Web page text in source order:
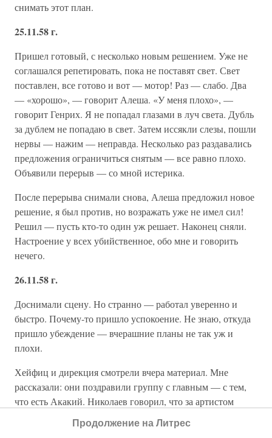
снимать этот план.
25.11.58 г.
Пришел готовый, с несколько новым решением. Уже не
соглашался репетировать, пока не поставят свет. Свет
поставлен, все готово и вот — мотор! Раз — слабо. Два
— «хорошо», — говорит Алеша. «У меня плохо», —
говорит Генрих. Я не попадал глазами в луч света. Дубль
за дублем не попадаю в свет. Затем иссякли слезы, пошли
нервы — нажим — неправда. Несколько раз раздавались
предложения ограничиться снятым — все равно плохо.
Объявили перерыв — со мной истерика.
После перерыва снимали снова, Алеша предложил новое
решение, я был против, но возражать уже не имел сил!
Решил — пусть кто-то один уж решает. Наконец сняли.
Настроение у всех убийственное, обо мне и говорить
нечего.
26.11.58 г.
Доснимали сцену. Но странно — работал уверенно и
быстро. Почему-то пришло успокоение. Не знаю, откуда
пришло убеждение — вчерашние планы не так уж и
плохи.
Хейфиц и дирекция смотрели вчера материал. Мне
рассказали: они поздравили группу с главным — с тем,
что есть Акакий. Николаев говорил, что за артистом
интересно следить и что это решает дело.
Продолжение на Литрес